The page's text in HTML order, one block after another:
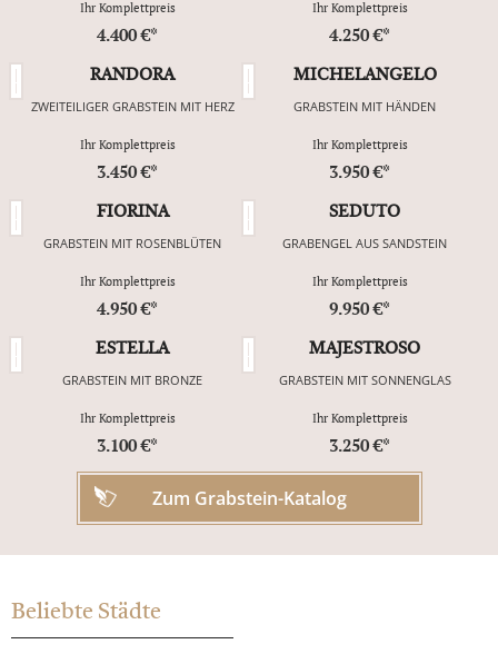
Ihr Komplettpreis
4.400 €*
Ihr Komplettpreis
4.250 €*
RANDORA
ZWEITEILIGER GRABSTEIN MIT HERZ
Ihr Komplettpreis
3.450 €*
MICHELANGELO
GRABSTEIN MIT HÄNDEN
Ihr Komplettpreis
3.950 €*
FIORINA
GRABSTEIN MIT ROSENBLÜTEN
Ihr Komplettpreis
4.950 €*
SEDUTO
GRABENGEL AUS SANDSTEIN
Ihr Komplettpreis
9.950 €*
ESTELLA
GRABSTEIN MIT BRONZE
Ihr Komplettpreis
3.100 €*
MAJESTROSO
GRABSTEIN MIT SONNENGLAS
Ihr Komplettpreis
3.250 €*
Zum Grabstein-Katalog
Beliebte Städte